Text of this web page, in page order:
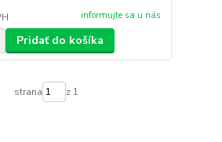
informujte sa u nás
Pridať do košíka
strana z 1